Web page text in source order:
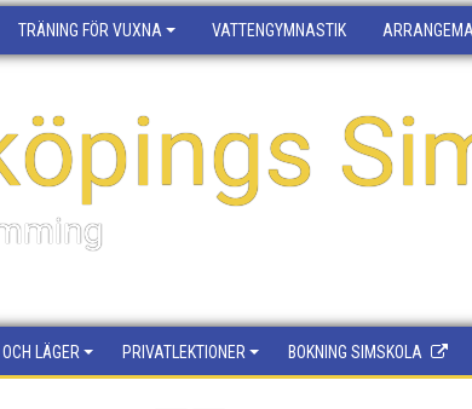
TRÄNING FÖR VUXNA VATTENGYMNASTIK
LÄGER PRIVATLEKTIONER BOKNING SIMSKOLA